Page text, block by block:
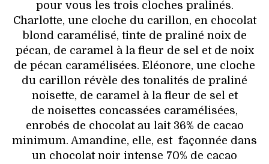
pour vous les trois cloches pralinés.
Charlotte, une cloche du carillon, en chocolat
blond caramélisé, tinte de praliné noix de
pécan, de caramel à la fleur de sel et de noix
de pécan caramélisées. Eléonore, une cloche
du carillon révèle des tonalités de praliné
noisette, de caramel à la fleur de sel et
de noisettes concassées caramélisées,
enrobés de chocolat au lait 36% de cacao
minimum. Amandine, elle, est façonnée dans
un chocolat noir intense 70% de cacao